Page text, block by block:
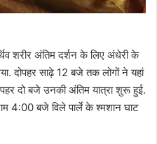
शरीर अंतिम दर्शन के लिए अंधेरी के
दोपहर साढ़े 12 बजे तक लोगों ने यहां
दो बजे उनकी अंतिम यात्रा शुरू हुई.
4:00 बजे विले पार्ले के श्मशान घाट